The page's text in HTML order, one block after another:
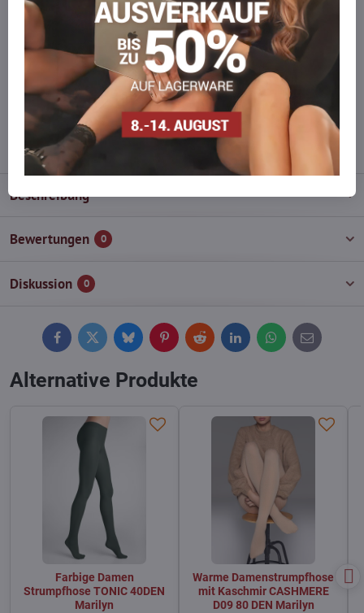
Möchten Sie mehr bestellen, als wir
auf Lager haben?
Zögern Sie nicht, uns zu kontaktieren, wir füllen die Ware für Sie
wieder auf!
info​@everlady​.eu
Beschreibung
Bewertungen 0
Diskussion 0
FacebookTwitterBlueskyPinterestReddit LinkedInWhatsApp
E-
mail
Alternative Produkte
Farbige Damen
Strumpfhose TONIC 40DEN
Marilyn
Warme Damenstrumpfhose
mit Kaschmir CASHMERE
D09 80 DEN Marilyn